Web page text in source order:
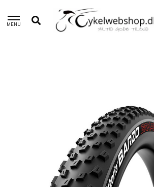
MENU
30 dages returret!
Hjem / Vittoria Barzo G2.0 TLR